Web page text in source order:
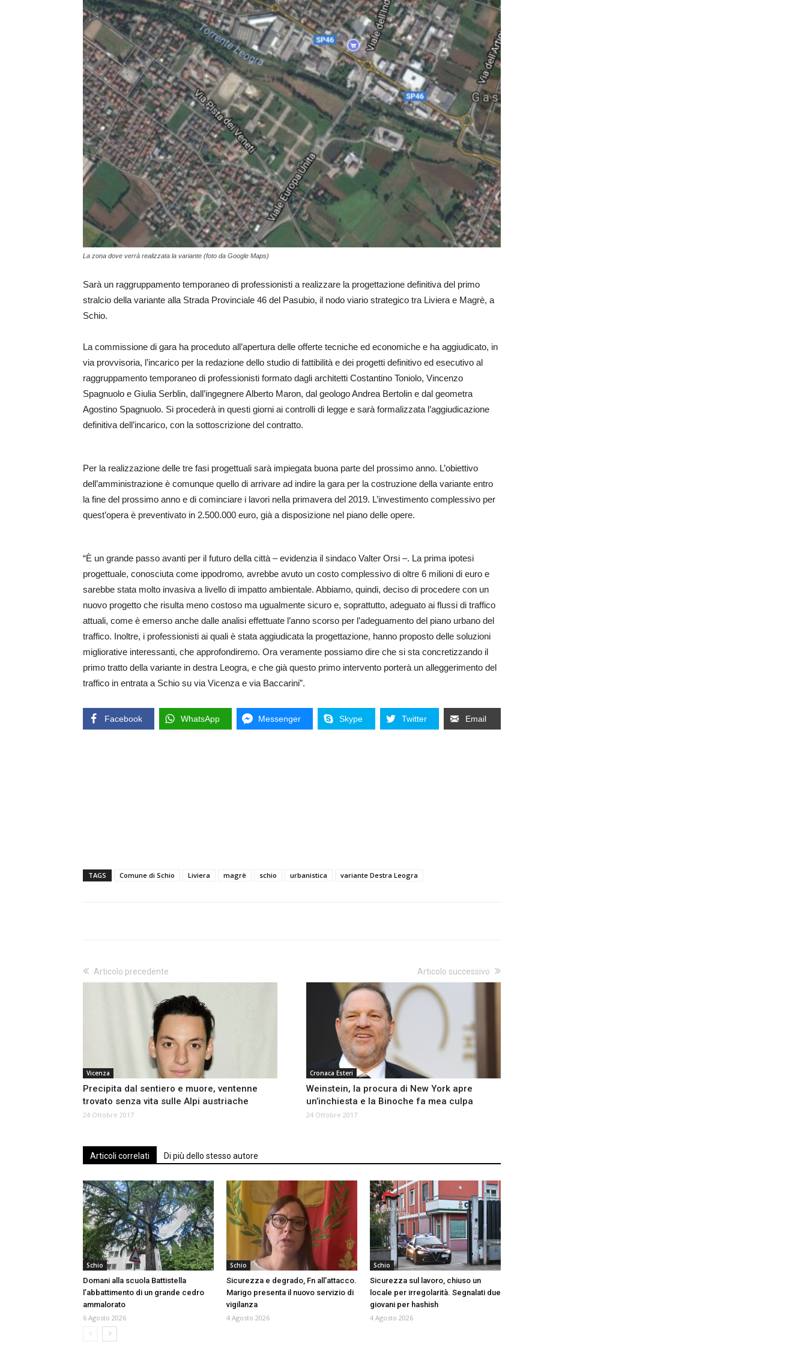
La zona dove verrà realizzata la variante (foto da Google Maps)
Sarà un raggruppamento temporaneo di professionisti a realizzare la progettazione definitiva del primo
stralcio della variante alla Strada Provinciale 46 del Pasubio, il nodo viario strategico tra Liviera e Magrè, a
Schio.
La commissione di gara ha proceduto all’apertura delle offerte tecniche ed economiche e ha aggiudicato, in
via provvisoria, l’incarico per la redazione dello studio di fattibilità e dei progetti definitivo ed esecutivo al
raggruppamento temporaneo di professionisti formato dagli architetti Costantino Toniolo, Vincenzo
Spagnuolo e Giulia Serblin, dall’ingegnere Alberto Maron, dal geologo Andrea Bertolin e dal geometra
Agostino Spagnuolo. Si procederà in questi giorni ai controlli di legge e sarà formalizzata l’aggiudicazione
definitiva dell’incarico, con la sottoscrizione del contratto.
Per la realizzazione delle tre fasi progettuali sarà impiegata buona parte del prossimo anno. L’obiettivo
dell’amministrazione è comunque quello di arrivare ad indire la gara per la costruzione della variante entro
la fine del prossimo anno e di cominciare i lavori nella primavera del 2019. L’investimento complessivo per
quest’opera è preventivato in 2.500.000 euro, già a disposizione nel piano delle opere.
“È un grande passo avanti per il futuro della città – evidenzia il sindaco Valter Orsi –. La prima ipotesi
progettuale, conosciuta come ippodromo, avrebbe avuto un costo complessivo di oltre 6 milioni di euro e
sarebbe stata molto invasiva a livello di impatto ambientale. Abbiamo, quindi, deciso di procedere con un
nuovo progetto che risulta meno costoso ma ugualmente sicuro e, soprattutto, adeguato ai flussi di traffico
attuali, come è emerso anche dalle analisi effettuate l’anno scorso per l’adeguamento del piano urbano del
traffico. Inoltre, i professionisti ai quali è stata aggiudicata la progettazione, hanno proposto delle soluzioni
migliorative interessanti, che approfondiremo. Ora veramente possiamo dire che si sta concretizzando il
primo tratto della variante in destra Leogra, e che già questo primo intervento porterà un alleggerimento del
traffico in entrata a Schio su via Vicenza e via Baccarini”.
Facebook WhatsApp Messenger Skype Twitter Email
TAGS Comune di Schio Liviera magrè schio urbanistica variante Destra Leogra
Articolo precedente
Vicenza
Precipita dal sentiero e muore, ventenne
trovato senza vita sulle Alpi austriache
24 Ottobre 2017
Articolo successivo
Cronaca Esteri
Weinstein, la procura di New York apre
unʼinchiesta e la Binoche fa mea culpa
24 Ottobre 2017
Articoli correlati Di più dello stesso autore
Schio
Domani alla scuola Battistella
l’abbattimento di un grande cedro
ammalorato
6 Agosto 2026
Schio
Sicurezza e degrado, Fn all’attacco.
Marigo presenta il nuovo servizio di
vigilanza
4 Agosto 2026
Schio
Sicurezza sul lavoro, chiuso un
locale per irregolarità. Segnalati due
giovani per hashish
4 Agosto 2026